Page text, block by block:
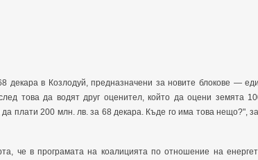
декара в Козлодуй, предназначени за новите блокове —
това да водят друг оценител, който да оцени земята
плати 200 млн. лв. за 68 декара. Къде го има това нещо?",
че в програмата на коалицията по отношение на